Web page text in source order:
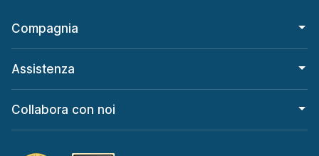
Compagnia
Assistenza
Collabora con noi